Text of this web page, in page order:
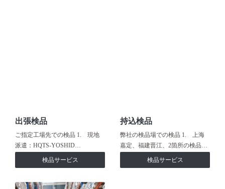
出張検品
ご指定工場先での検品 1. 現地
派遣：HQTS-YOSHID…
検品サービス
持込検品
弊社の検品場での検品 1. 上海
嘉定、福建晋江、2箇所の検品…
検品サービス